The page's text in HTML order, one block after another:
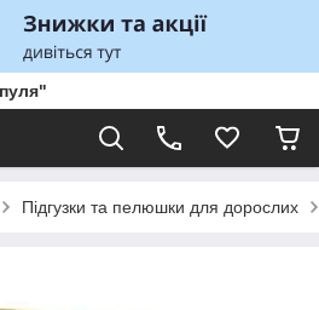
Підгузки та пелюшки для дорослих